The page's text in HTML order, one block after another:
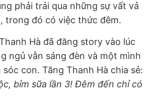
phải trải qua những sự vất vả
trong đó có việc thức đêm.
Hà đã đăng story vào lúc
ngủ vẫn sáng đèn và một mình
con. Tăng Thanh Hà chia sẻ:
bỉm sữa lần 3! Đêm đến chỉ có